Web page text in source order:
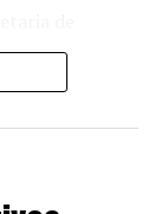
causas de
restablecer
antes
este tipo de